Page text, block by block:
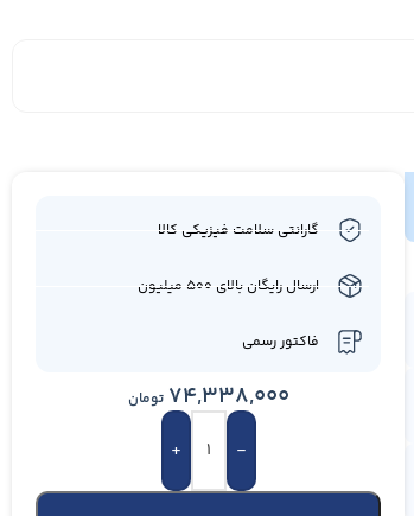
گارانتی سلامت فیزیکی کالا
ارسال رایگان بالای 500 میلیون
فاکتور رسمی
74,338,000 تومان
-
+